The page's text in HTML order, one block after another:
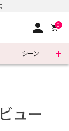
person 0
シーン
ュー